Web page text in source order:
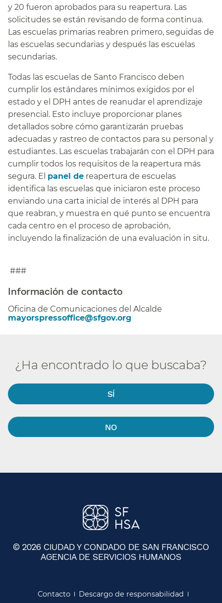
y 20 fueron aprobados para su reapertura. Las
solicitudes se están revisando de forma continua.
Las escuelas primarias reabren primero, seguidas de
las escuelas secundarias y después las escuelas
secundarias.​​
Todas las escuelas de Santo Francisco deben
cumplir los estándares mínimos exigidos por el
estado y el DPH antes de reanudar el aprendizaje
presencial. Esto incluye proporcionar planes
detallados sobre cómo garantizarán pruebas
adecuadas y rastreo de contactos para su personal y
estudiantes. Las escuelas trabajarán con el DPH para
cumplir todos los requisitos de la reapertura más
segura. El panel de reapertura de escuelas
identifica las escuelas que iniciaron este proceso
enviando una carta inicial de interés al DPH para
que reabran, y muestra en qué punto se encuentra
cada centro en el proceso de aprobación,
incluyendo la finalización de una evaluación in situ.​​
###
Información de contacto​​
Oficina de Comunicaciones del Alcalde​​
mayorspressoffice@sfgov.org​​
¿Ha encontrado lo que buscaba?​​
SÍ​​
NO​​
© 2026 CIUDAD Y CONDADO DE SAN FRANCISCO
AGENCIA DE SERVICIOS HUMANOS
Contacto​​
Descargo de responsabilidad​​